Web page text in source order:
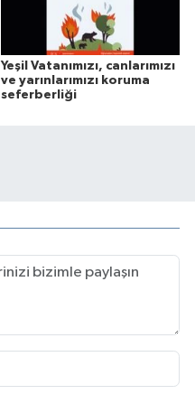
Yeşil Vatanımızı, canlarımızı
ve yarınlarımızı koruma
seferberliği